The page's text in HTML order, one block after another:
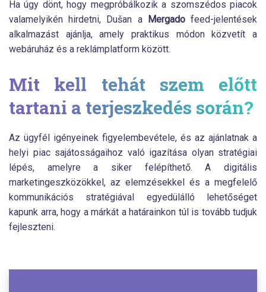
Ha úgy dönt, hogy megpróbálkozik a szomszédos piacok
valamelyikén hirdetni, Dušan a
Mergadofeed-jelentések
alkalmazást ajánlja, amely praktikus módon közvetít a
webáruház és a reklámplatform között.
Mit kell tehát szem előtt
tartani a terjeszkedés során?
Az ügyfél igényeinek figyelembevétele, és az ajánlatnak a
helyi piac sajátosságaihoz való igazítása olyan stratégiai
lépés, amelyre a siker felépíthető. A digitális
marketingeszközökkel, az elemzésekkel és a megfelelő
kommunikációs stratégiával egyedülálló lehetőséget
kapunk arra, hogy a márkát a határainkon túl is tovább tudjuk
fejleszteni.